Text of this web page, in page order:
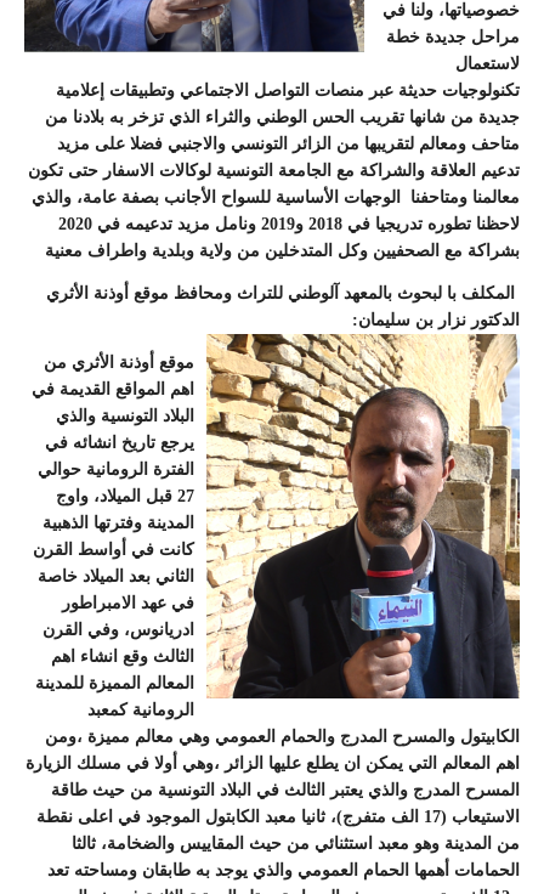
خصوصياتها، ولنا في
مراحل جديدة خطة
لاستعمال
تكنولوجيات حديثة عبر منصات التواصل الاجتماعي وتطبيقات إعلامية
جديدة من شانها تقريب الحس الوطني والثراء الذي تزخر به بلادنا من
متاحف ومعالم لتقريبها من الزائر التونسي والاجنبي فضلا على مزيد
تدعيم العلاقة والشراكة مع الجامعة التونسية لوكالات الاسفار حتى تكون
معالمنا ومتاحفنا الوجهات الأساسية للسواح الأجانب بصفة عامة، والذي
لاحظنا تطوره تدريجيا في 2018 و2019 ونامل مزيد تدعيمه في 2020
بشراكة مع الصحفيين وكل المتدخلين من ولاية وبلدية واطراف معنية
المكلف با لبحوث بالمعهد آلوطني للتراث ومحافظ موقع أوذنة الأثري
الدكتور نزار بن سليمان:
موقع أوذنة الأثري من
اهم المواقع القديمة في
البلاد التونسية والذي
يرجع تاريخ انشائه في
الفترة الرومانية حوالي
27 قبل الميلاد، واوج
المدينة وفترتها الذهبية
كانت في أواسط القرن
الثاني بعد الميلاد خاصة
في عهد الامبراطور
ادريانوس، وفي القرن
الثالث وقع انشاء اهم
المعالم المميزة للمدينة
الرومانية كمعبد
الكابيتول والمسرح المدرج والحمام العمومي وهي معالم مميزة ،ومن
اهم المعالم التي يمكن ان يطلع عليها الزائر ،وهي أولا في مسلك الزيارة
المسرح المدرج والذي يعتبر الثالث في البلاد التونسية من حيث طاقة
الاستيعاب (17 الف متفرج)، ثانيا معبد الكابتول الموجود في اعلى نقطة
من المدينة وهو معبد استثنائي من حيث المقاييس والضخامة، ثالثا
الحمامات أهمها الحمام العمومي والذي يوجد به طابقان ومساحته تعد